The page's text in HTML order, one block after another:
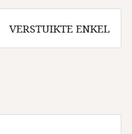
VERSTUIKTE ENKEL